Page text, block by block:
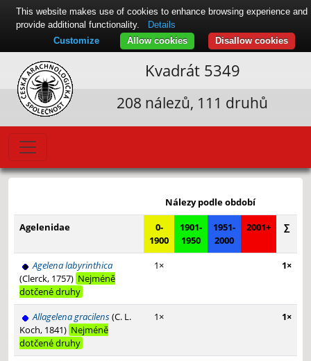
Kvadrát 5349
208 nálezů, 111 druhů
−
Leaflet|© Seznam.cz a.s. a další
Nálezy podle období
Agelenidae
0-
1900
1901-
1950
1951-
2000
2001+ ∑
Agelena labyrinthica
(Clerck, 1757) Nejméně
dotčené druhy
1× 1×
Allagelena gracilens(C. L.
Koch, 1841) Nejméně
dotčené druhy
1× 1×
This website makes use of cookies to enhance browsing experience and
provide additional functionality.
Details
Disallow cookies
Allow cookies
Customize